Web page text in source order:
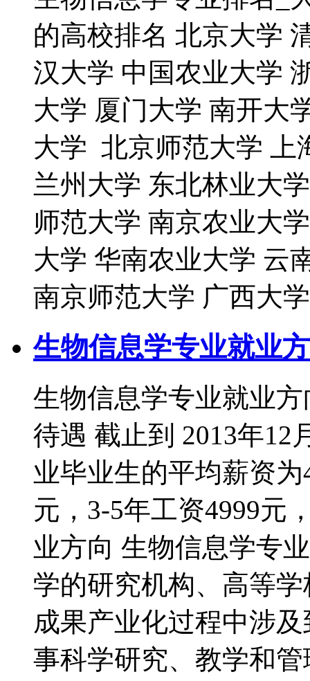
的高校排名 北京大学
汉大学 中国农业大学
大学 厦门大学 南开大
大学 北京师范大学 上
兰州大学 东北林业大
师范大学 南京农业大
大学 华南农业大学 云
南京师范大学 广西大
生物信息学专业就业
生物信息学专业就业
待遇 截止到 2013年12
业毕业生的平均薪资
元，3-5年工资4999元
业方向 生物信息学专
学的研究机构、高等
成果产业化过程中涉
事科学研究、教学和